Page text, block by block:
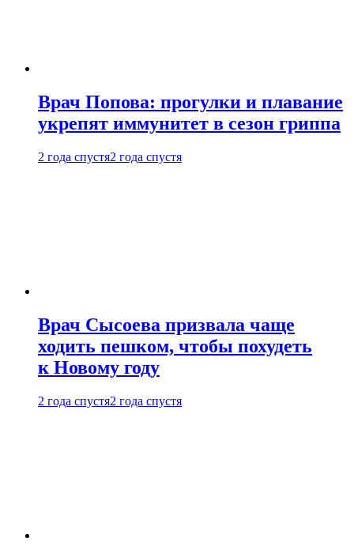
Врач Попова: прогулки и плавание
укрепят иммунитет в сезон гриппа
2 года спустя2 года спустя
Врач Сысоева призвала чаще
ходить пешком, чтобы похудеть
к Новому году
2 года спустя2 года спустя